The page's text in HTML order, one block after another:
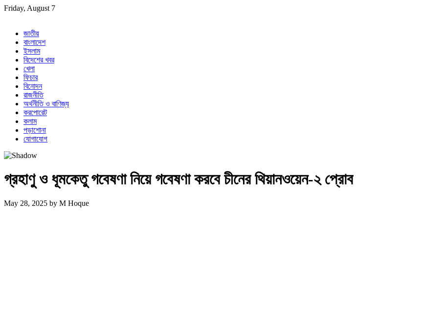
Skip
Friday, August 7
জাতীয়
বাংলাদেশ
ইসলাম
বিদেশের খবর
খেলা
ফিচার
বিনোদন
রাজনীতি
অর্থনীতি ও বাণিজ্য
করপোরেট
কলাম
পড়াশোনা
যোগাযোগ
গ্রহাণু ও ধূমকেতু গবেষণা নিয়ে গবেষণা করবে চীনের থিয়ানওয়েন-২ প্রোব
May 28, 2025 by M Hoque